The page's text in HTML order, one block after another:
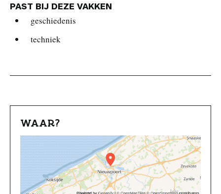
PAST BIJ DEZE VAKKEN
geschiedenis
techniek
WAAR?